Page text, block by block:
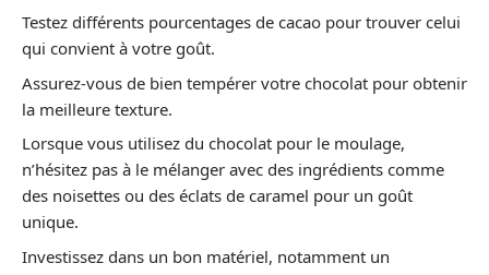
Testez différents pourcentages de cacao pour trouver celui
qui convient à votre goût.
Assurez-vous de bien tempérer votre chocolat pour obtenir
la meilleure texture.
Lorsque vous utilisez du chocolat pour le moulage,
n’hésitez pas à le mélanger avec des ingrédients comme
des noisettes ou des éclats de caramel pour un goût
unique.
Investissez dans un bon matériel, notamment un